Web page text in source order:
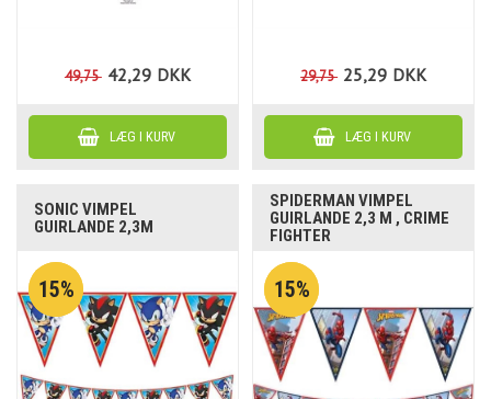
49,75 42,29 DKK 29,75 25,29 DKK
SONIC VIMPEL
GUIRLANDE 2,3M
15%
SPIDERMAN VIMPEL
GUIRLANDE 2,3 M , CRIME
FIGHTER
15%